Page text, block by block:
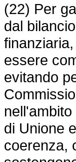
(22) Per
dal
essere
evitando
di Unione
coerenza,